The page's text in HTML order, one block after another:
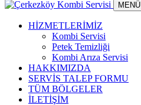
MENÜ
HİZMETLERİMİZ
Kombi Servisi
Petek Temizliği
Kombi Arıza Servisi
HAKKIMIZDA
SERVİS TALEP FORMU
TÜM BÖLGELER
İLETİŞİM